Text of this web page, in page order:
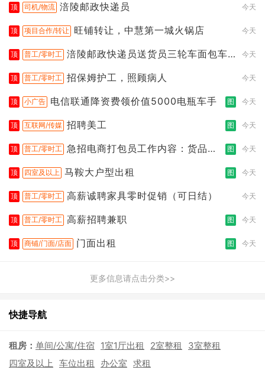
顶 司机/物流 涪陵邮政快递员 今天
顶 项目合作/转让 旺铺转让，中慧第一城火锅店 今天
顶 普工/零时工 涪陵邮政快递员送货员三轮车面包车
今天
顶 普工/零时工 招保姆护工，照顾病人 今天
顶 小广告 电信联通降资费领价值5000电瓶车手 图 今天
顶 互联网/传媒 招聘美工 图 今天
顶 普工/零时工 急招电商打包员工作内容：货品分
图 今天
顶 四室及以上 马鞍大户型出租 图 今天
顶 普工/零时工 高薪诚聘家具零时促销（可日结） 今天
顶 普工/零时工 高薪招聘兼职 图 今天
顶 商铺/门面/店面 门面出租 图 今天
更多信息请点击分类>>
快捷导航
租房： 单间/公寓/住宿 1室1厅出租 2室整租
3室整租
四室及以上 车位出租 办公室 求租